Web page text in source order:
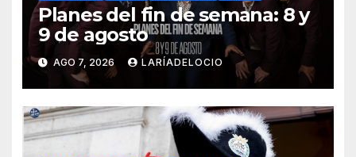
Planes del fin de semana: 8 y
9 de agosto
AGO 7, 2026 LARÍADELOCIO